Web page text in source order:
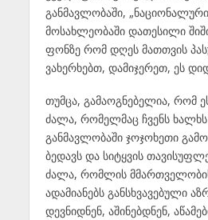
განმავლობაში,
მოსახლეობაში დათესილი
ფონზე რომ დღეს მათთვის
ვახერხებთ, დამიჯერეთ, ეს
თუმცა, გამაოგნებელია, რომ
ძალა, რომელმაც ჩვენს
განმავლობაში ჯოჯოხეთი
ბედავს და სიტყვის
ძალა, რომლის
ადამიანებს განსხვავებული
დევნიდნენ, აშინებდნენ,